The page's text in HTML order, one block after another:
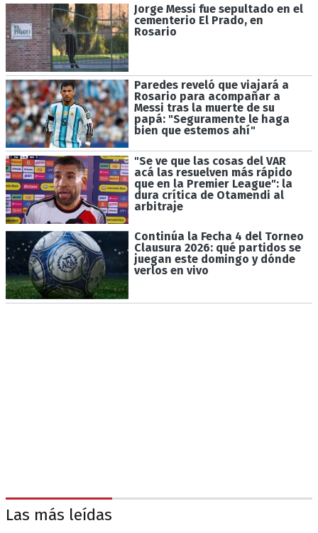
Jorge Messi fue sepultado en el
cementerio El Prado, en
Rosario
Paredes reveló que viajará a
Rosario para acompañar a
Messi tras la muerte de su
papá: "Seguramente le haga
bien que estemos ahí"
"Se ve que las cosas del VAR
acá las resuelven más rápido
que en la Premier League": la
dura crítica de Otamendi al
arbitraje
Continúa la Fecha 4 del Torneo
Clausura 2026: qué partidos se
juegan este domingo y dónde
verlos en vivo
Las más leídas